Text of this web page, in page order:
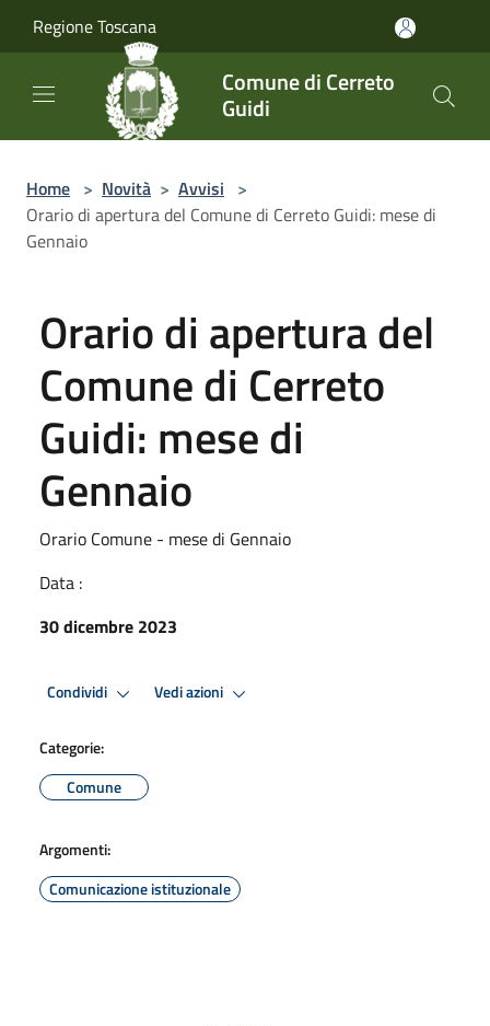
Regione Toscana
Comune di Cerreto
Guidi
Home > Novità > Avvisi >
Orario di apertura del Comune di Cerreto Guidi: mese di
Gennaio
Orario di apertura del
Comune di Cerreto
Guidi: mese di
Gennaio
Orario Comune - mese di Gennaio
Data :
30 dicembre 2023
Condividi Vedi azioni
Categorie:
Comune
Argomenti:
Comunicazione istituzionale